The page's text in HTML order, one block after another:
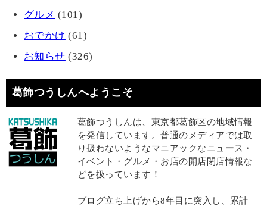
グルメ (101)
おでかけ (61)
お知らせ (326)
葛飾つうしんへようこそ
葛飾つうしんは、東京都葛飾区の地域情報
を発信しています。普通のメディアでは取
り扱わないようなマニアックなニュース・
イベント・グルメ・お店の開店閉店情報な
どを扱っています！
ブログ立ち上げから8年目に突入し、累計